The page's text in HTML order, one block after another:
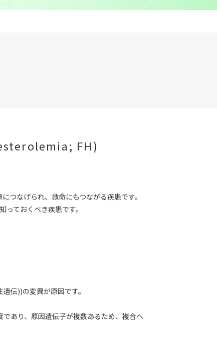
FH)
つなげられ、救命にもつながる疾患です。
ておくべき疾患です。
伝))の変異が原因です。
あり、原因遺伝子が複数あるため、複合ヘ